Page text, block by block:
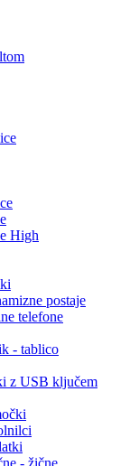
High
postaje
telefone
- tablico
z USB ključem
- žične